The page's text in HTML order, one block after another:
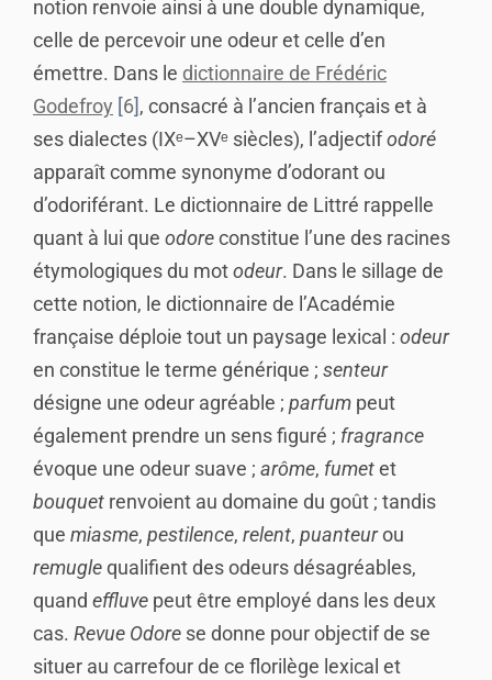
notion renvoie ainsi à une double dynamique,
celle de percevoir une odeur et celle d’en
émettre. Dans le dictionnaire de Frédéric
Godefroy 6 , consacré à l’ancien français et à
ses dialectes (IXᵉ–XVᵉ siècles), l’adjectifodoré
apparaît comme synonyme d’odorant ou
d’odoriférant. Le dictionnaire de Littré rappelle
quant à lui que odoreconstitue l’une des racines
étymologiques du motodeur. Dans le sillage de
cette notion, le dictionnaire de l’Académie
française déploie tout un paysage lexical : odeur
en constitue le terme générique ; senteur
désigne une odeur agréable ; parfum peut
également prendre un sens figuré ; fragrance
évoque une odeur suave ; arôme, fumetet
bouquet renvoient au domaine du goût ; tandis
que miasme, pestilence, relent, puanteurou
remuglequalifient des odeurs désagréables,
quand effluve peut être employé dans les deux
cas. Revue Odore se donne pour objectif de se
situer au carrefour de ce florilège lexical et